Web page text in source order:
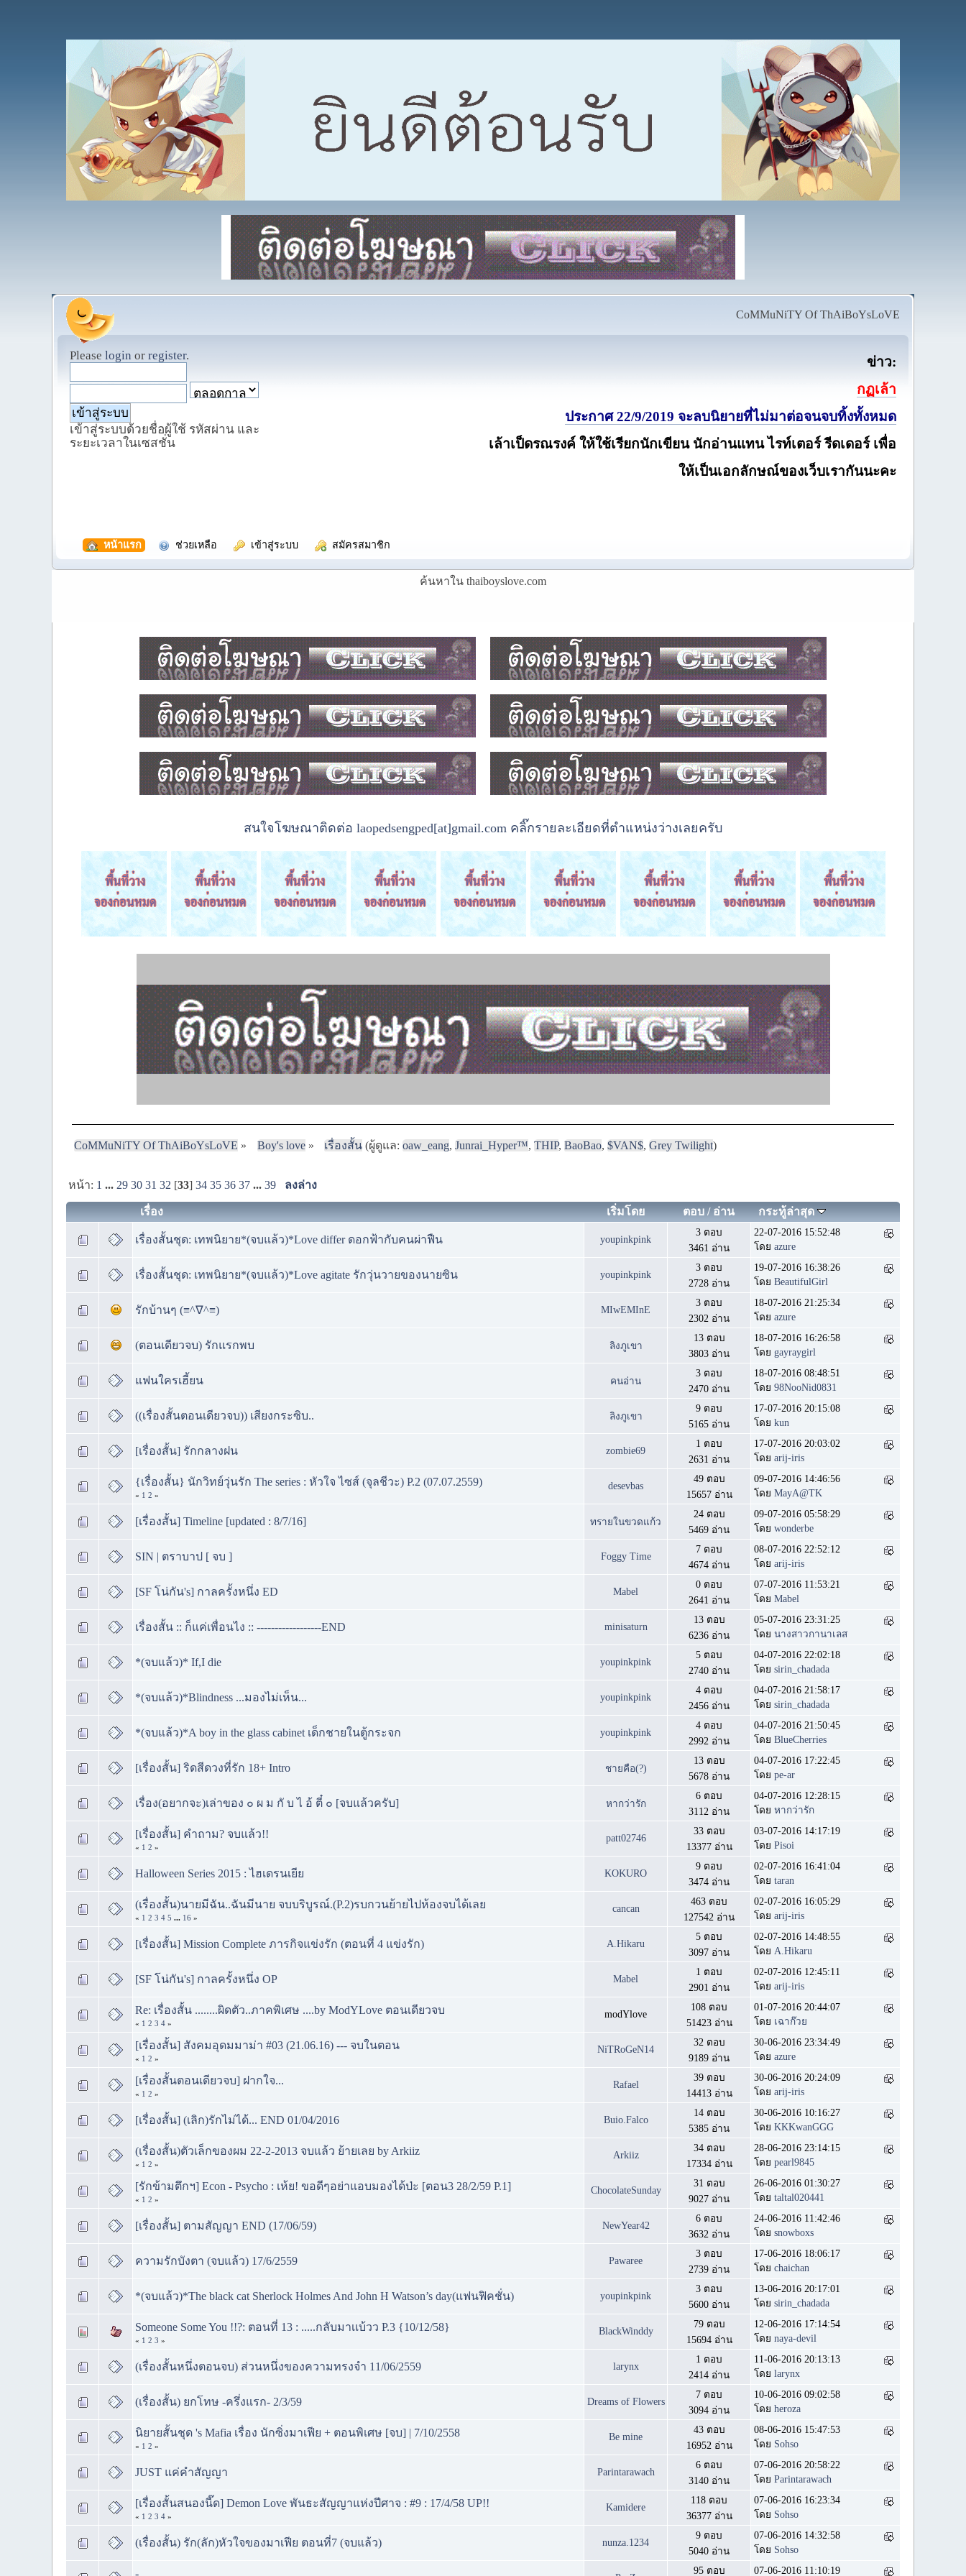
CoMMuNiTY Of ThAiBoYsLoVE
Please login or register.
เข้าสู่ระบบด้วยชื่อผู้ใช้ รหัสผ่าน และ
ระยะเวลาในเซสชั่น
ข่าว:
กฏเล้า
ประกาศ 22/9/2019 จะลบนิยายที่ไม่มาต่อจนจบทิ้งทั้งหมด
เล้าเป็ดรณรงค์ ให้ใช้เรียกนักเขียน นักอ่านแทน ไรท์เตอร์ รีดเดอร์ เพื่อ
ให้เป็นเอกลักษณ์ของเว็บเรากันนะคะ
หน้าแรก ช่วยเหลือ เข้าสู่ระบบ สมัครสมาชิก
ค้นหาใน thaiboyslove.com
สนใจโฆษณาติดต่อ laopedsengped[at]gmail.com คลิ๊กรายละเอียดที่ตำแหน่งว่างเลยครับ
CoMMuNiTY Of ThAiBoYsLoVE » Boy's love» เรื่องสั้น(ผู้ดูแล: oaw_eang, Junrai_Hyper™, THIP, BaoBao, $VAN$, Grey Twilight)
หน้า: 1 ... 29 30 31 32 [33]34 35 36 37 ...39 ลงล่าง
เรื่อง เริ่มโดย ตอบ / อ่าน กระทู้ล่าสุด
เรื่องสั้นชุด: เทพนิยาย*(จบแล้ว)*Love differ ดอกฟ้ากับคนผ่าฟืน youpinkpink
3 ตอบ
3461 อ่าน
22-07-2016 15:52:48
โดย azure
เรื่องสั้นชุด: เทพนิยาย*(จบแล้ว)*Love agitate รักวุ่นวายของนายซิน youpinkpink
3 ตอบ
2728 อ่าน
19-07-2016 16:38:26
โดย BeautifulGirl
รักบ้านๆ (≡^∇^≡) MIwEMInE
3 ตอบ
2302 อ่าน
18-07-2016 21:25:34
โดย azure
(ตอนเดียวจบ) รักแรกพบ ลิงภูเขา
13 ตอบ
3803 อ่าน
18-07-2016 16:26:58
โดย gayraygirl
แฟนใครเฮี้ยน คนอ่าน
3 ตอบ
2470 อ่าน
18-07-2016 08:48:51
โดย 98NooNid0831
((เรื่องสั้นตอนเดียวจบ)) เสียงกระซิบ.. ลิงภูเขา
9 ตอบ
5165 อ่าน
17-07-2016 20:15:08
โดย kun
[เรื่องสั้น] รักกลางฝน zombie69
1 ตอบ
2631 อ่าน
17-07-2016 20:03:02
โดย arij-iris
{เรื่องสั้น} นักวิทย์วุ่นรัก The series : หัวใจ ไซส์ (จุลชีวะ) P.2 (07.07.2559)
« 1 2 »
desevbas
49 ตอบ
15657 อ่าน
09-07-2016 14:46:56
โดย MayA@TK
[เรื่องสั้น] Timeline [updated : 8/7/16] ทรายในขวดแก้ว
24 ตอบ
5469 อ่าน
09-07-2016 05:58:29
โดย wonderbe
SIN | ตราบาป [ จบ ] Foggy Time
7 ตอบ
4674 อ่าน
08-07-2016 22:52:12
โดย arij-iris
[SF โน่กัน's] กาลครั้งหนึ่ง ED Mabel
0 ตอบ
2641 อ่าน
07-07-2016 11:53:21
โดย Mabel
เรื่องสั้น :: ก็แค่เพื่อนไง :: ------------------END minisaturn
13 ตอบ
6236 อ่าน
05-07-2016 23:31:25
โดย นางสาวกานาเลส
*(จบแล้ว)* If,I die youpinkpink
5 ตอบ
2740 อ่าน
04-07-2016 22:02:18
โดย sirin_chadada
*(จบแล้ว)*Blindness ...มองไม่เห็น... youpinkpink
4 ตอบ
2456 อ่าน
04-07-2016 21:58:17
โดย sirin_chadada
*(จบแล้ว)*A boy in the glass cabinet เด็กชายในตู้กระจก youpinkpink
4 ตอบ
2992 อ่าน
04-07-2016 21:50:45
โดย BlueCherries
[เรื่องสั้น] ริดสีดวงที่รัก 18+ Intro ชายคือ(?)
13 ตอบ
5678 อ่าน
04-07-2016 17:22:45
โดย pe-ar
เรื่อง(อยากจะ)เล่าของ ๐ ผ ม กั บ ไ อ้ ตี๋ ๐ [จบแล้วครับ] หากว่ารัก
6 ตอบ
3112 อ่าน
04-07-2016 12:28:15
โดย หากว่ารัก
[เรื่องสั้น] คำถาม? จบแล้ว!!
« 1 2 »
patt02746
33 ตอบ
13377 อ่าน
03-07-2016 14:17:19
โดย Pisoi
Halloween Series 2015 : ไฮเดรนเยีย KOKURO
9 ตอบ
3474 อ่าน
02-07-2016 16:41:04
โดย taran
(เรื่องสั้น)นายมีฉัน..ฉันมีนาย จบบริบูรณ์.(P.2)รบกวนย้ายไปห้องจบได้เลย
« 1 2 3 4 5 ... 16 »
cancan
463 ตอบ
127542 อ่าน
02-07-2016 16:05:29
โดย arij-iris
[เรื่องสั้น] Mission Complete ภารกิจแข่งรัก (ตอนที่ 4 แข่งรัก) A.Hikaru
5 ตอบ
3097 อ่าน
02-07-2016 14:48:55
โดย A.Hikaru
[SF โน่กัน's] กาลครั้งหนึ่ง OP Mabel
1 ตอบ
2901 อ่าน
02-07-2016 12:45:11
โดย arij-iris
Re: เรื่องสั้น ........ผิดตัว..ภาคพิเศษ ....by ModYLove ตอนเดียวจบ
« 1 2 3 4 »
modYlove
108 ตอบ
51423 อ่าน
01-07-2016 20:44:07
โดย เฉาก๊วย
[เรื่องสั้น] สังคมอุดมมาม่า #03 (21.06.16) --- จบในตอน
« 1 2 »
NiTRoGeN14
32 ตอบ
9189 อ่าน
30-06-2016 23:34:49
โดย azure
[เรื่องสั้นตอนเดียวจบ] ฝากใจ...
« 1 2 »
Rafael
39 ตอบ
14413 อ่าน
30-06-2016 20:24:09
โดย arij-iris
[เรื่องสั้น] (เลิก)รักไม่ได้... END 01/04/2016 Buio.Falco
14 ตอบ
5385 อ่าน
30-06-2016 10:16:27
โดย KKKwanGGG
(เรื่องสั้น)ตัวเล็กของผม 22-2-2013 จบแล้ว ย้ายเลย by Arkiiz
« 1 2 »
Arkiiz
34 ตอบ
17334 อ่าน
28-06-2016 23:14:15
โดย pearl9845
[รักข้ามตึกฯ] Econ - Psycho : เห้ย! ขอดีๆอย่าแอบมองได้ป่ะ [ตอน3 28/2/59 P.1]
« 1 2 »
ChocolateSunday
31 ตอบ
9027 อ่าน
26-06-2016 01:30:27
โดย taltal020441
[เรื่องสั้น] ตามสัญญา END (17/06/59) NewYear42
6 ตอบ
3632 อ่าน
24-06-2016 11:42:46
โดย snowboxs
ความรักบังตา (จบแล้ว) 17/6/2559 Pawaree
3 ตอบ
2739 อ่าน
17-06-2016 18:06:17
โดย chaichan
*(จบแล้ว)*The black cat Sherlock Holmes And John H Watson’s day(แฟนฟิคชั่น) youpinkpink
3 ตอบ
5600 อ่าน
13-06-2016 20:17:01
โดย sirin_chadada
Someone Some You !!?: ตอนที่ 13 : .....กลับมาเเบ้วว P.3 {10/12/58}
« 1 2 3 »
BlackWinddy
79 ตอบ
15694 อ่าน
12-06-2016 17:14:54
โดย naya-devil
(เรื่องสั้นหนึ่งตอนจบ) ส่วนหนึ่งของความทรงจำ 11/06/2559 larynx
1 ตอบ
2414 อ่าน
11-06-2016 20:13:13
โดย larynx
(เรื่องสั้น) ยกโทษ -ครึ่งแรก- 2/3/59 Dreams of Flowers
7 ตอบ
3094 อ่าน
10-06-2016 09:02:58
โดย heroza
นิยายสั้นชุด 's Mafia เรื่อง นักซิ่งมาเฟีย + ตอนพิเศษ [จบ] | 7/10/2558
« 1 2 »
Be mine
43 ตอบ
16952 อ่าน
08-06-2016 15:47:53
โดย Sohso
JUST แค่คำสัญญา Parintarawach
6 ตอบ
3140 อ่าน
07-06-2016 20:58:22
โดย Parintarawach
[เรื่องสั้นสนองนี๊ด] Demon Love พันธะสัญญาแห่งปีศาจ : #9 : 17/4/58 UP!!
« 1 2 3 4 »
Kamidere
118 ตอบ
36377 อ่าน
07-06-2016 16:23:34
โดย Sohso
(เรื่องสั้น) รัก(ลัก)หัวใจของมาเฟีย ตอนที่7 (จบแล้ว) nunza.1234
9 ตอบ
5040 อ่าน
07-06-2016 14:32:58
โดย Sohso
95 ตอบ 07-06-2016 11:10:19